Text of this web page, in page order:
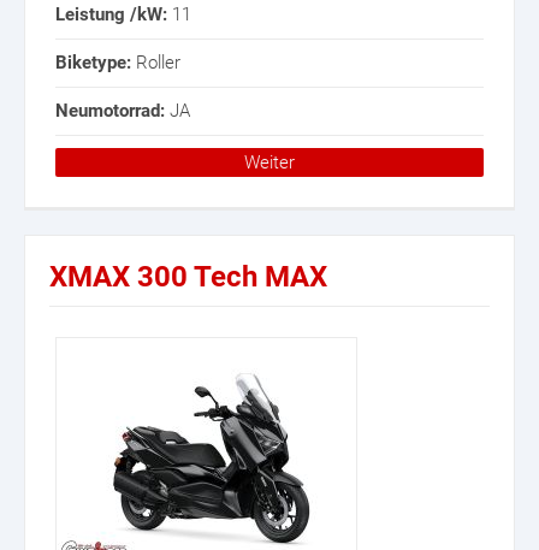
Leistung /kW: 11
Biketype: Roller
Neumotorrad: JA
Weiter
XMAX 300 Tech MAX